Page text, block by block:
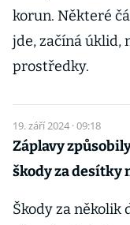
korun. Některé
jde, začíná úklid,
prostředky.
19. září 2024 · 09:18
Záplavy
škody za desítky
Škody za